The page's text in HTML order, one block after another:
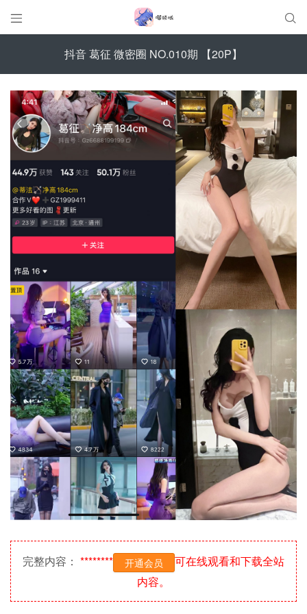
 
抖音 葛征 微密圈 NO.010期 【20P】
完整内容： ******** 开通会员
可在线观看和下载全站
内容。